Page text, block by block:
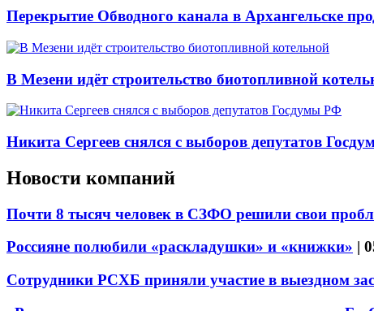
Перекрытие Обводного канала в Архангельске
В Мезени идёт строительство биотопливной
Никита Сергеев снялся с выборов депутатов
Новости компаний
Почти 8 тысяч человек в СЗФО решили свои
Россияне полюбили «раскладушки» и «книжки» |
Сотрудники РСХБ приняли участие в выездном